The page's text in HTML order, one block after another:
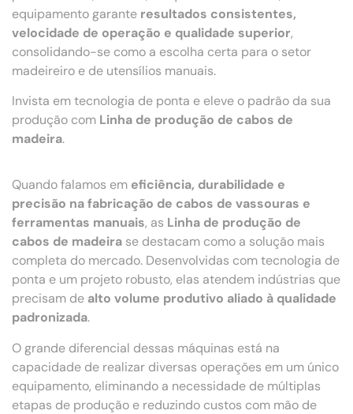
equipamento garante resultados consistentes,
velocidade de operação e qualidade superior,
consolidando-se como a escolha certa para o setor
madeireiro e de utensílios manuais.
Invista em tecnologia de ponta e eleve o padrão da sua
produção com Linha de produção de cabos de
madeira.
Quando falamos em eficiência, durabilidade e
precisão na fabricação de cabos de vassouras e
ferramentas manuais, as Linha de produção de
cabos de madeira se destacam como a solução mais
completa do mercado. Desenvolvidas com tecnologia de
ponta e um projeto robusto, elas atendem indústrias que
precisam de alto volume produtivo aliado à qualidade
padronizada.
O grande diferencial dessas máquinas está na
capacidade de realizar diversas operações em um único
equipamento, eliminando a necessidade de múltiplas
etapas de produção e reduzindo custos com mão de